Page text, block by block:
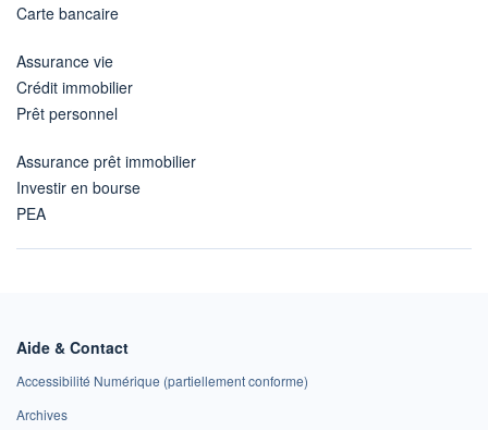
Carte bancaire
Assurance vie
Crédit immobilier
Prêt personnel
Assurance prêt immobilier
Investir en bourse
PEA
Aide & Contact
Accessibilité Numérique (partiellement conforme)
Archives